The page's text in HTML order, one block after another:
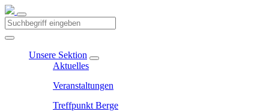
Unsere Sektion
Aktuelles
Veranstaltungen
Treffpunkt Berge